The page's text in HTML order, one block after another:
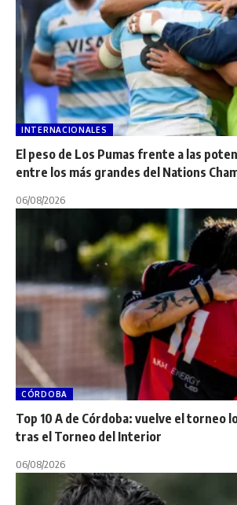
INTERNACIONALES
El peso de Los Pumas frente a las
entre los más grandes del Nations
06/08/2026
CÓRDOBA
Top 10 A de Córdoba: vuelve el torneo
tras el Torneo del Interior
06/08/2026